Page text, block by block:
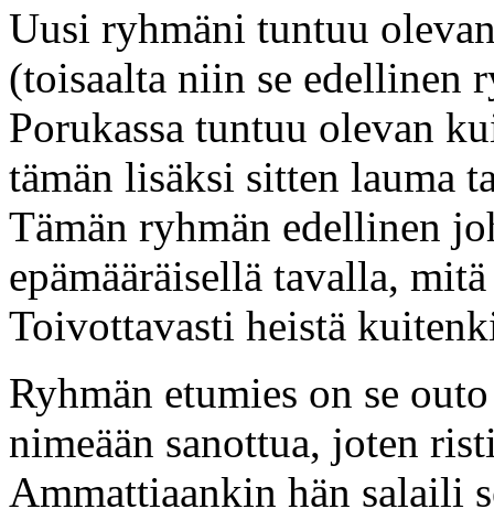
Uusi ryhmäni tuntuu
(toisaalta niin se edellinen
Porukassa tuntuu olevan
tämän lisäksi sitten lauma
Tämän ryhmän edellinen
epämääräisellä tavalla,
Toivottavasti heistä
Ryhmän etumies on se
nimeään sanottua, joten
Ammattiaankin hän salaili